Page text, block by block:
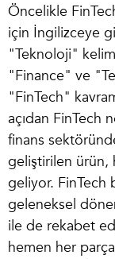
Öncelikle
için İngilizceye
"Teknoloji"
"Finance" ve
"FinTech"
açıdan FinTech
finans
geliştirilen ürün,
geliyor. FinTech
geleneksel
ile de rekabet
hemen her